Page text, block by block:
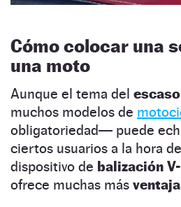
Cómo colocar una
una moto
Aunque el tema del
muchos modelos de
obligatoriedad— puede
ciertos usuarios a la hora
dispositivo de balización
ofrece muchas más